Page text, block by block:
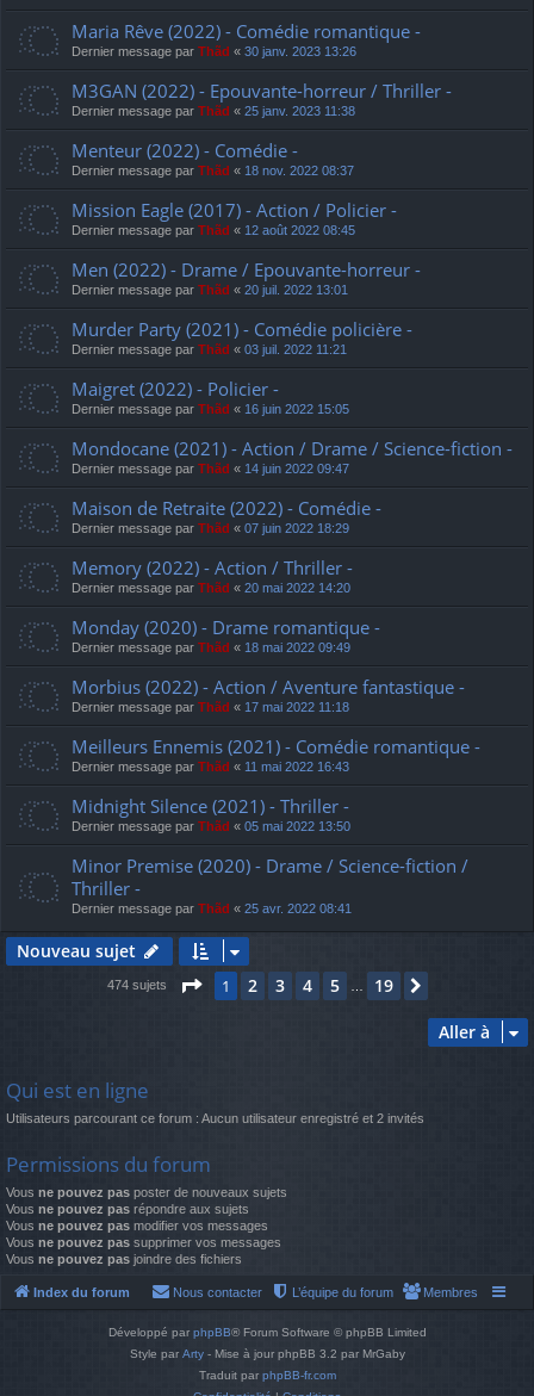
Maria Rêve (2022) - Comédie romantique -
Dernier message par Thãd « 30 janv. 2023 13:26
M3GAN (2022) - Epouvante-horreur / Thriller -
Dernier message par Thãd « 25 janv. 2023 11:38
Menteur (2022) - Comédie -
Dernier message par Thãd « 18 nov. 2022 08:37
Mission Eagle (2017) - Action / Policier -
Dernier message par Thãd « 12 août 2022 08:45
Men (2022) - Drame / Epouvante-horreur -
Dernier message par Thãd « 20 juil. 2022 13:01
Murder Party (2021) - Comédie policière -
Dernier message par Thãd « 03 juil. 2022 11:21
Maigret (2022) - Policier -
Dernier message par Thãd « 16 juin 2022 15:05
Mondocane (2021) - Action / Drame / Science-fiction -
Dernier message par Thãd « 14 juin 2022 09:47
Maison de Retraite (2022) - Comédie -
Dernier message par Thãd « 07 juin 2022 18:29
Memory (2022) - Action / Thriller -
Dernier message par Thãd « 20 mai 2022 14:20
Monday (2020) - Drame romantique -
Dernier message par Thãd « 18 mai 2022 09:49
Morbius (2022) - Action / Aventure fantastique -
Dernier message par Thãd « 17 mai 2022 11:18
Meilleurs Ennemis (2021) - Comédie romantique -
Dernier message par Thãd « 11 mai 2022 16:43
Midnight Silence (2021) - Thriller -
Dernier message par Thãd « 05 mai 2022 13:50
Minor Premise (2020) - Drame / Science-fiction /
Thriller -
Dernier message par Thãd « 25 avr. 2022 08:41
Nouveau sujet
474 sujets Page 1sur 19
1 2 3 4 5 19
Aller à
Qui est en ligne
Utilisateurs parcourant ce forum : Aucun utilisateur enregistré et 2 invités
Permissions du forum
Vous ne pouvez pas poster de nouveaux sujets
Vous ne pouvez pas répondre aux sujets
Vous ne pouvez pas modifier vos messages
Vous ne pouvez pas supprimer vos messages
Vous ne pouvez pas joindre des fichiers
Index du forum Membres
L’équipe du forum
Nous contacter
Développé par phpBB® Forum Software © phpBB Limited
Style par Arty- Mise à jour phpBB 3.2 par MrGaby
Traduit par phpBB-fr.com